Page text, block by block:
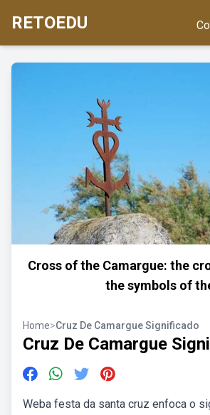
RETOEDU
Cross of the Camargue: the
the symbols of
Home>Cruz De Camargue Significado
Cruz De Camargue
Weba festa da santa cruz enfoca o